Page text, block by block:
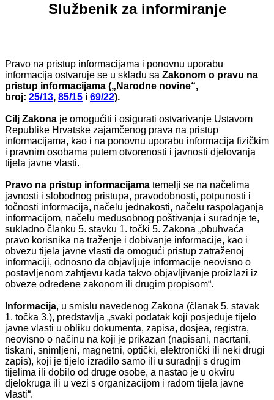
Službenik za informiranje
Pravo na pristup informacijama i ponovnu uporabu
informacija ostvaruje se u skladu sa Zakonom o pravu na
pristup informacijama („Narodne novine“,
broj: 25/13, 85/15 i 69/22).
Cilj Zakona je omogućiti i osigurati ostvarivanje Ustavom
Republike Hrvatske zajamčenog prava na pristup
informacijama, kao i na ponovnu uporabu informacija fizičkim
i pravnim osobama putem otvorenosti i javnosti djelovanja
tijela javne vlasti.
Pravo na pristup informacijama temelji se na načelima
javnosti i slobodnog pristupa, pravodobnosti, potpunosti i
točnosti informacija, načelu jednakosti, načelu raspolaganja
informacijom, načelu međusobnog poštivanja i suradnje te,
sukladno članku 5. stavku 1. točki 5. Zakona „obuhvaća
pravo korisnika na traženje i dobivanje informacije, kao i
obvezu tijela javne vlasti da omogući pristup zatraženoj
informaciji, odnosno da objavljuje informacije neovisno o
postavljenom zahtjevu kada takvo objavljivanje proizlazi iz
obveze određene zakonom ili drugim propisom“.
Informacija, u smislu navedenog Zakona (članak 5. stavak
1. točka 3.), predstavlja „svaki podatak koji posjeduje tijelo
javne vlasti u obliku dokumenta, zapisa, dosjea, registra,
neovisno o načinu na koji je prikazan (napisani, nacrtani,
tiskani, snimljeni, magnetni, optički, elektronički ili neki drugi
zapis), koji je tijelo izradilo samo ili u suradnji s drugim
tijelima ili dobilo od druge osobe, a nastao je u okviru
djelokruga ili u vezi s organizacijom i radom tijela javne
vlasti“.